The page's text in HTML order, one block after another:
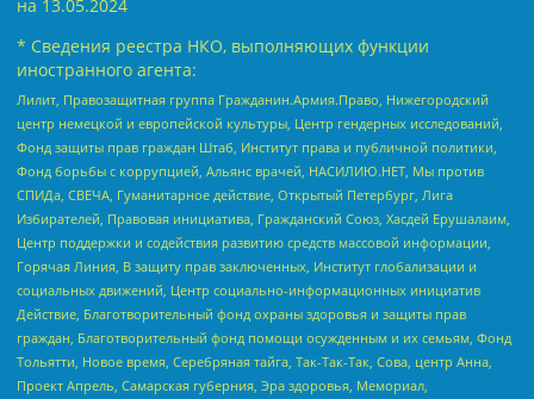
на 13.05.2024
* Сведения реестра НКО, выполняющих функции
иностранного агента:
Лилит, Правозащитная группа Гражданин.Армия.Право, Нижегородский
центр немецкой и европейской культуры, Центр гендерных исследований,
Фонд защиты прав граждан Штаб, Институт права и публичной политики,
Фонд борьбы с коррупцией, Альянс врачей, НАСИЛИЮ.НЕТ, Мы против
СПИДа, СВЕЧА, Гуманитарное действие, Открытый Петербург, Лига
Избирателей, Правовая инициатива, Гражданский Союз, Хасдей Ерушалаим,
Центр поддержки и содействия развитию средств массовой информации,
Горячая Линия, В защиту прав заключенных, Институт глобализации и
социальных движений, Центр социально-информационных инициатив
Действие, Благотворительный фонд охраны здоровья и защиты прав
граждан, Благотворительный фонд помощи осужденным и их семьям, Фонд
Тольятти, Новое время, Серебряная тайга, Так-Так-Так, Сова, центр Анна,
Проект Апрель, Самарская губерния, Эра здоровья, Мемориал,